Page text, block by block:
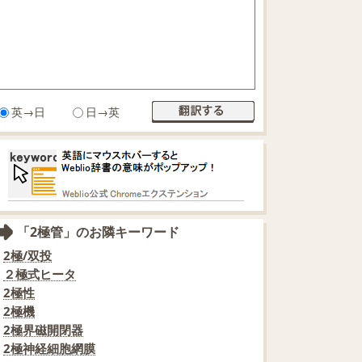
英→日 日→英
「2極管」のお隣キーワード
2極/双投
２極式ヒータ
2極性
2極機
2極界磁開閉器
2極神経細胞網膜